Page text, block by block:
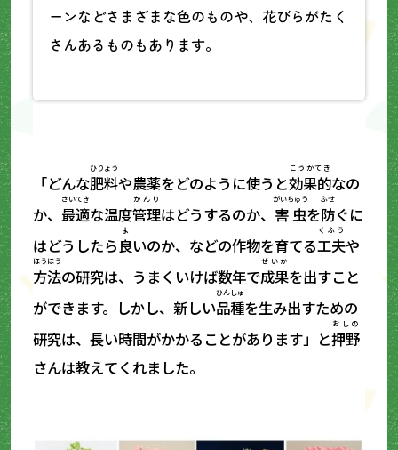
ーンなどさまざまな色のものや、花びらがたく
さんあるものもあります。
「どんな肥料
ひりょう
や農薬をどのように使うと効果的
こうかてき
なの
か、 最適
さいてき
な温度管理
かんり
はどうするのか、 害虫
がいちゅう
を防
ふせ
ぐに
はどうしたら 良
よ
いのか、などの作物を育てる工夫
くふう
や
方法
ほうほう
の研究は、うまくいけば数年で成果
せいか
を出すこと
ができます。しかし、新しい品種
ひんしゅ
を生み出すための
研究は、長い時間がかかることがあります」と押野
おしの
さんは教えてくれました。